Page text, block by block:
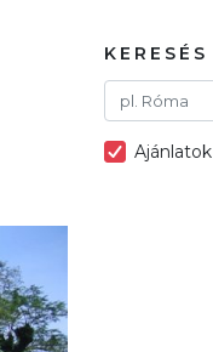
KERESÉS
Ajánlatok